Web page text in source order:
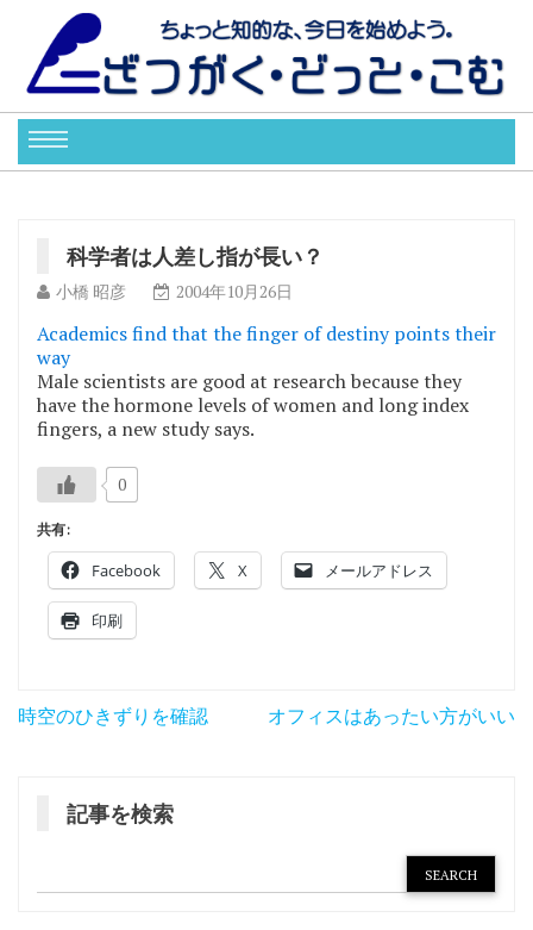
科学者は人差し指が長い？
小橋 昭彦 2004年10月26日
Academics find that the finger of destiny points their
way
Male scientists are good at research because they
have the hormone levels of women and long index
fingers, a new study says.
0
共有:
Facebook X メールアドレス
印刷
投
ー
時空のひきずりを確認 オフィスはあったい方がいい
記事を検索